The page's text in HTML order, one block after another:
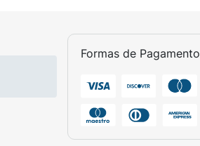
Formas de Pagamento